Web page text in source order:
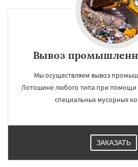
Вывоз
Мы осуществляем вывоз
Лотошине любого типа при помощи
специальных мусорных
ЗАКАЗАТЬ